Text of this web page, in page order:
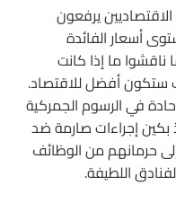
يرفعون
أسعار الفائدة
ناقشوا ما إذا كانت
ستكون أفضل للاقتصاد.
في الرسوم الجمركية
بكين إجراءات صارمة ضد
حرمانهم من الوظائف
اللطيفة.